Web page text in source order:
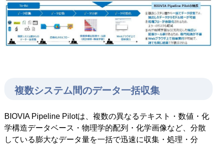
複数システム間のデータ一括収集
BIOVIA Pipeline Pilotは、複数の異なるテキスト・数値・化
学構造データベース・物理学的配列・化学画像など、分散
している膨大なデータ量を一括で迅速に収集・処理・分